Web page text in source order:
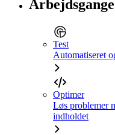
Arbejdsgange
Test
Automatiseret
Optimer
Løs problemer
indholdet